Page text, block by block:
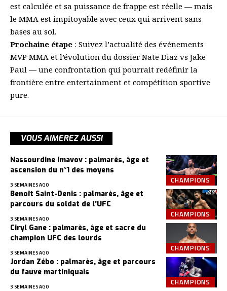
est calculée et sa puissance de frappe est réelle — mais
le MMA est impitoyable avec ceux qui arrivent sans
bases au sol.
Prochaine étape : Suivez l’actualité des événements
MVP MMA et l’évolution du dossier Nate Diaz vs Jake
Paul — une confrontation qui pourrait redéfinir la
frontière entre entertainment et compétition sportive
pure.
VOUS AIMEREZ AUSSI
CHAMPIONS
Nassourdine Imavov : palmarès, âge et
ascension du n°1 des moyens
3 SEMAINES AGO
CHAMPIONS
Benoît Saint-Denis : palmarès, âge et
parcours du soldat de l’UFC
3 SEMAINES AGO
CHAMPIONS
Ciryl Gane : palmarès, âge et sacre du
champion UFC des lourds
3 SEMAINES AGO
CHAMPIONS
Jordan Zébo : palmarès, âge et parcours
du fauve martiniquais
3 SEMAINES AGO